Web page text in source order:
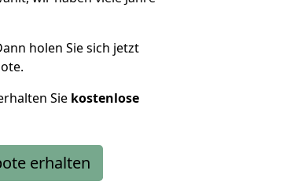
holen Sie sich jetzt
Sie kostenlose
erhalten